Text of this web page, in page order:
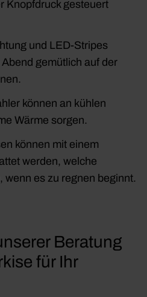
Knopfdruck gesteuert
und LED-Stripes
gemütlich auf der
können an kühlen
Wärme sorgen.
können mit einem
werden, welche
wenn es zu regnen beginnt.
Beratung
für Ihr